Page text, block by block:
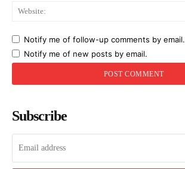
Notify me of follow-up comments by email.
Notify me of new posts by email.
Subscribe